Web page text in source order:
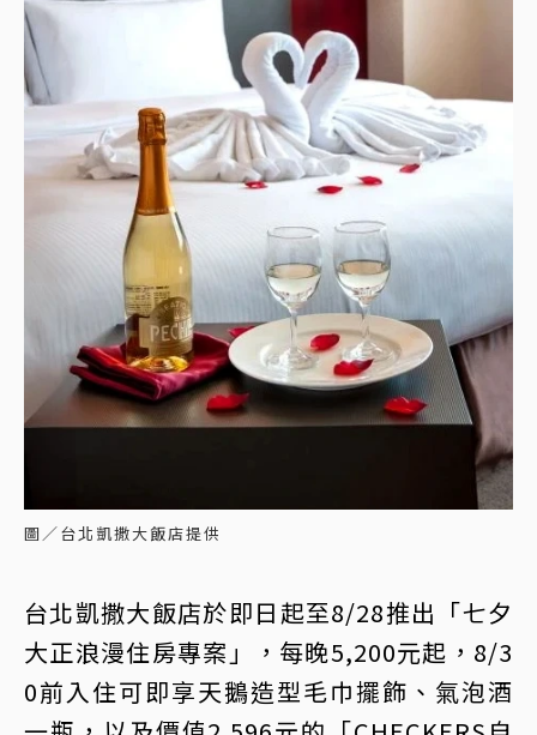
圖／台北凱撒大飯店提供
台北凱撒大飯店於即日起至8/28推出「七夕
大正浪漫住房專案」，每晚5,200元起，8/3
0前入住可即享天鵝造型毛巾擺飾、氣泡酒